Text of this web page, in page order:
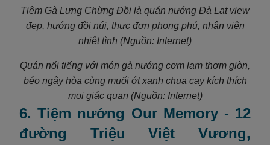
Tiệm Gà Lưng Chừng Đồi là quán nướng Đà Lạt view
đẹp, hướng đồi núi, thực đơn phong phú, nhân viên
nhiệt tình (Nguồn: Internet)
Quán nổi tiếng với món gà nướng cơm lam thơm giòn,
béo ngậy hòa cùng muối ớt xanh chua cay kích thích
mọi giác quan (Nguồn: Internet)
6. Tiệm nướng Our Memory - 12
đường Triệu Việt Vương,